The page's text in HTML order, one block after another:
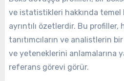
ve istatistikleri hakkında temel
ayrıntılı özetlerdir. Bu profiller,
tanıtımcıların ve analistlerin
ve yeteneklerini anlamalarına
referans görevi görür.